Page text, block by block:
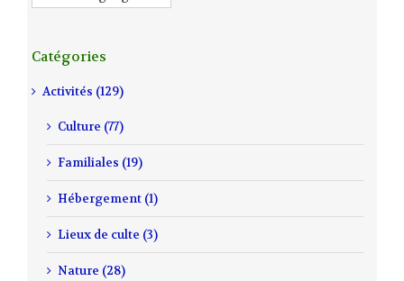
Catégories
Activités (129)
Culture (77)
Familiales (19)
Hébergement (1)
Lieux de culte (3)
Nature (28)